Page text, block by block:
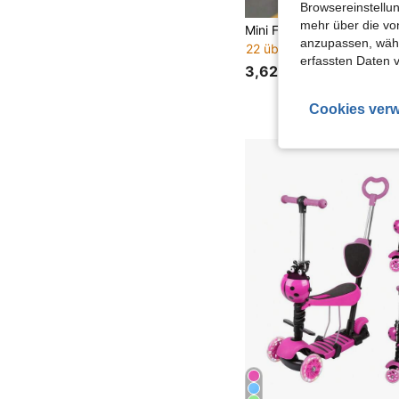
22 übrig
3,62€
mehr über die
anzupassen,
erfassten Daten
Cookies